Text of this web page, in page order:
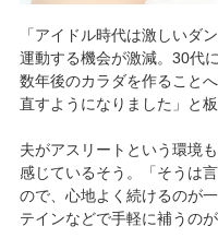
「アイドル時代は激しいダ
運動する機会が激減。30代
数年後のカラダを作ること
直すようになりました」と板
夫がアスリートという環境
感じているそう。「そうは
ので、心地よく続けるのが
テインなどで手軽に補うのが